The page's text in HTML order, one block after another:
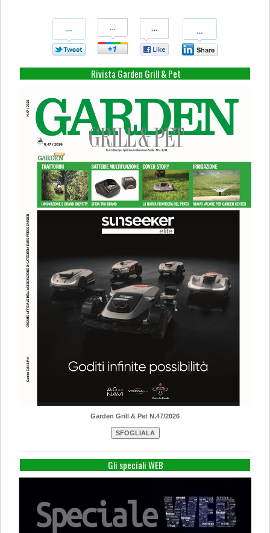
Twitter
Su
Google+
Su
Facebook
Su
Linkedin
Rivista Garden Grill & Pet
Garden Grill & Pet N.47/2026
Gli speciali WEB